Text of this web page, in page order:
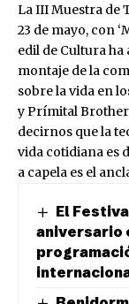
La III Muestra de
23 de mayo, con
edil de Cultura ha
montaje de la
sobre la vida en
y Prímital
decirnos que la
vida cotidiana es
a capela es el
El
aniversario